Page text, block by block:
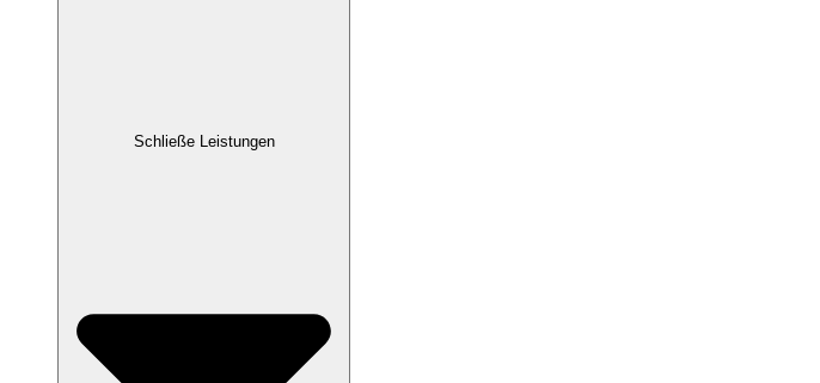
Schließe Leistungen